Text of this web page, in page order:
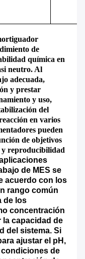
de
química en
neutro. Al
adecuada,
y prestar
y uso,
del
en varios
pueden
de objetivos
y reproducibilidad
de MES se
acuerdo con los
rango común
de los
concentración
la capacidad de
del sistema. Si
ajustar el pH,
condiciones de